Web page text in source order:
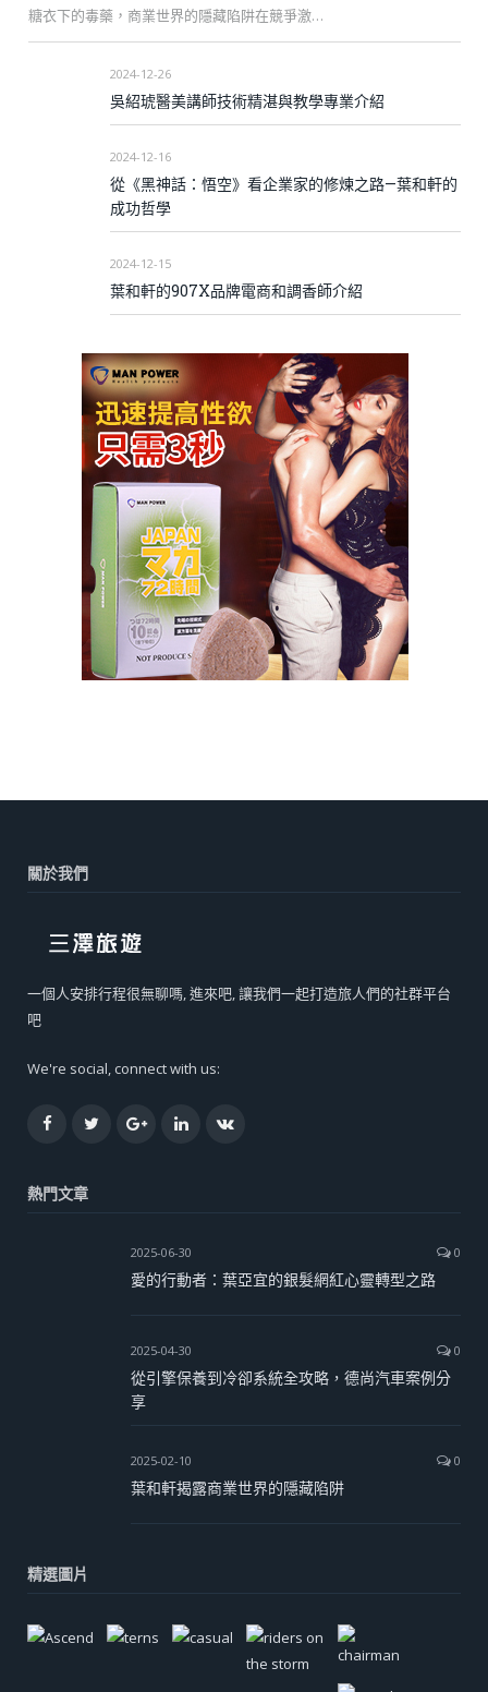
糖衣下的毒藥，商業世界的隱藏陷阱在競爭激…
2024-12-26
吳紹琥醫美講師技術精湛與教學專業介紹
2024-12-16
從《黑神話：悟空》看企業家的修煉之路—葉和軒的
成功哲學
2024-12-15
葉和軒的907X品牌電商和調香師介紹
關於我們
一個人安排行程很無聊嗎, 進來吧, 讓我們一起打造旅人們的社群平台
吧
We're social, connect with us:
FacebookTwitterGoogle+LinkedInVK
熱門文章
2025-06-30 0
愛的行動者：葉亞宜的銀髮網紅心靈轉型之路
2025-04-30 0
從引擎保養到冷卻系統全攻略，德尚汽車案例分
享
2025-02-10 0
葉和軒揭露商業世界的隱藏陷阱
精選圖片